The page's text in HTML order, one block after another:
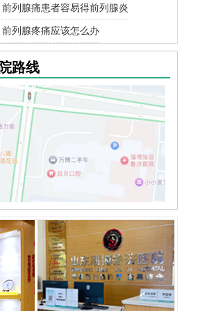
前列腺痛患者容易得前列腺炎
前列腺疼痛应该怎么办
路线